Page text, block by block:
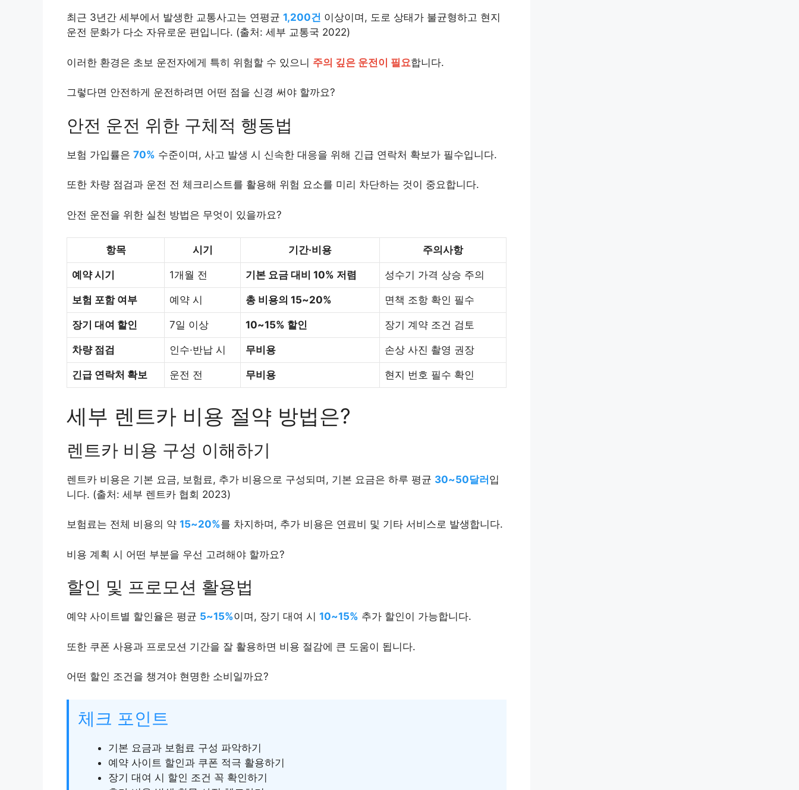
최근 3년간 세부에서 발생한 교통사고는 연평균 1,200건 이상이며, 도로 상태가 불균형하고 현지
운전 문화가 다소 자유로운 편입니다. (출처: 세부 교통국 2022)
이러한 환경은 초보 운전자에게 특히 위험할 수 있으니 주의 깊은 운전이 필요합니다.
그렇다면 안전하게 운전하려면 어떤 점을 신경 써야 할까요?
안전 운전 위한 구체적 행동법
보험 가입률은 70% 수준이며, 사고 발생 시 신속한 대응을 위해 긴급 연락처 확보가 필수입니다.
또한 차량 점검과 운전 전 체크리스트를 활용해 위험 요소를 미리 차단하는 것이 중요합니다.
안전 운전을 위한 실천 방법은 무엇이 있을까요?
항목 시기 기간·비용 주의사항
예약 시기 1개월 전 기본 요금 대비 10% 저렴 성수기 가격 상승 주의
보험 포함 여부 예약 시 총 비용의 15~20% 면책 조항 확인 필수
장기 대여 할인 7일 이상 10~15% 할인 장기 계약 조건 검토
차량 점검 인수·반납 시 무비용 손상 사진 촬영 권장
긴급 연락처 확보 운전 전 무비용 현지 번호 필수 확인
세부 렌트카 비용 절약 방법은?
렌트카 비용 구성 이해하기
렌트카 비용은 기본 요금, 보험료, 추가 비용으로 구성되며, 기본 요금은 하루 평균 30~50달러입
니다. (출처: 세부 렌트카 협회 2023)
보험료는 전체 비용의 약 15~20%를 차지하며, 추가 비용은 연료비 및 기타 서비스로 발생합니다.
비용 계획 시 어떤 부분을 우선 고려해야 할까요?
할인 및 프로모션 활용법
예약 사이트별 할인율은 평균 5~15%이며, 장기 대여 시 10~15% 추가 할인이 가능합니다.
또한 쿠폰 사용과 프로모션 기간을 잘 활용하면 비용 절감에 큰 도움이 됩니다.
어떤 할인 조건을 챙겨야 현명한 소비일까요?
체크 포인트
기본 요금과 보험료 구성 파악하기
예약 사이트 할인과 쿠폰 적극 활용하기
장기 대여 시 할인 조건 꼭 확인하기